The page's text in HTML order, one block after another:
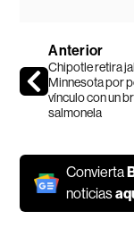
Anterior
Chipotle retira
Minnesota por
vínculo con un
salmonela
Convierta
noticias